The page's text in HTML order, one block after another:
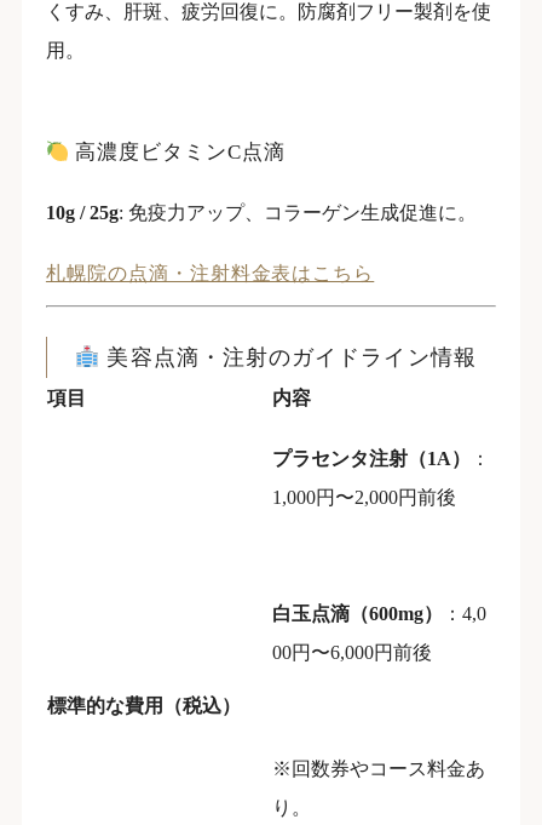
くすみ、肝斑、疲労回復に。防腐剤フリー製剤を使
用。
高濃度ビタミンC点滴
10g / 25g: 免疫力アップ、コラーゲン生成促進に。
札幌院の点滴・注射料金表はこちら
美容点滴・注射のガイドライン情報
項目 内容
標準的な費用（税込）
プラセンタ注射（1A）
：
1,000円〜2,000円前後
白玉点滴（600mg）
：4,0
00円〜6,000円前後
※回数券やコース料金あ
り。